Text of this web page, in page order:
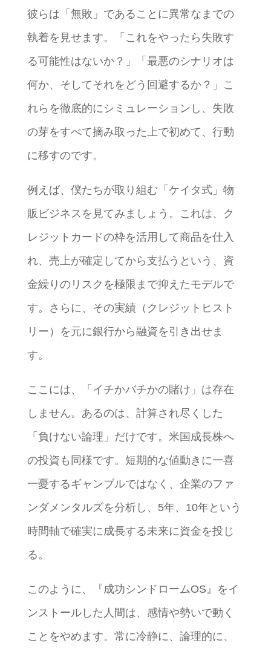
彼らは「無敗」であることに異常なまでの
執着を見せます。「これをやったら失敗す
る可能性はないか？」「最悪のシナリオは
何か、そしてそれをどう回避するか？」こ
れらを徹底的にシミュレーションし、失敗
の芽をすべて摘み取った上で初めて、行動
に移すのです。
例えば、僕たちが取り組む「ケイタ式」物
販ビジネスを見てみましょう。これは、ク
レジットカードの枠を活用して商品を仕入
れ、売上が確定してから支払うという、資
金繰りのリスクを極限まで抑えたモデルで
す。さらに、その実績（クレジットヒスト
リー）を元に銀行から融資を引き出せま
す。
ここには、「イチかバチかの賭け」は存在
しません。あるのは、計算され尽くした
「負けない論理」だけです。米国成長株へ
の投資も同様です。短期的な値動きに一喜
一憂するギャンブルではなく、企業のファ
ンダメンタルズを分析し、5年、10年という
時間軸で確実に成長する未来に資金を投じ
る。
このように、『成功シンドロームOS』をイ
ンストールした人間は、感情や勢いで動く
ことをやめます。常に冷静に、論理的に、